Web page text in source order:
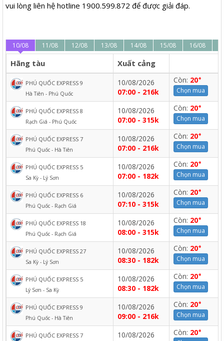
vui lòng liên hệ hotline 1900.599.872 để được giải đáp.
10/08 11/08 12/08 13/08 14/08 15/08 16/08
Hãng tàu Xuất cảng
PHÚ QUỐC EXPRESS 9
Hà Tiên - Phú Quốc
10/08/2026
07:00 - 216k
Còn: 20+
Chọn mua
PHÚ QUỐC EXPRESS 8
Rạch Giá - Phú Quốc
10/08/2026
07:00 - 315k
Còn: 20+
Chọn mua
PHÚ QUỐC EXPRESS 7
Phú Quốc - Hà Tiên
10/08/2026
07:00 - 216k
Còn: 20+
Chọn mua
PHÚ QUỐC EXPRESS 5
Sa Kỳ - Lý Sơn
10/08/2026
07:00 - 182k
Còn: 20+
Chọn mua
PHÚ QUỐC EXPRESS 6
Phú Quốc - Rạch Giá
10/08/2026
07:10 - 315k
Còn: 20+
Chọn mua
PHÚ QUỐC EXPRESS 18
Phú Quốc - Rạch Giá
10/08/2026
08:00 - 315k
Còn: 20+
Chọn mua
PHÚ QUỐC EXPRESS 27
Sa Kỳ - Lý Sơn
10/08/2026
08:30 - 182k
Còn: 20+
Chọn mua
PHÚ QUỐC EXPRESS 5
Lý Sơn - Sa Kỳ
10/08/2026
08:30 - 182k
Còn: 20+
Chọn mua
PHÚ QUỐC EXPRESS 9
Phú Quốc - Hà Tiên
10/08/2026
09:00 - 216k
Còn: 20+
Chọn mua
PHÚ QUỐC EXPRESS 7
10/08/2026
Còn: 20+